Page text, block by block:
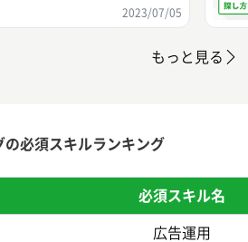
2023/07/05
もっと見る
の必須スキルランキング
必須スキル名
広告運用